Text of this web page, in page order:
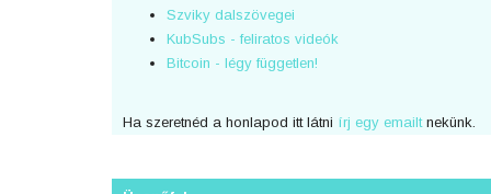
Szviky dalszövegei
KubSubs - feliratos videók
Bitcoin - légy független!
Ha szeretnéd a honlapod itt látni írj egy emailtnekünk.